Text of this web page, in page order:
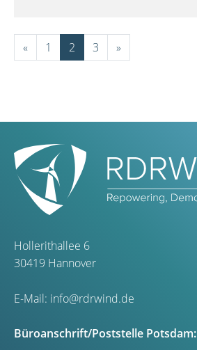
« 1 2 3 »
Hollerithallee 6
30419 Hannover
E-Mail: info@rdrwind.de
Büroanschrift/Poststelle Potsdam: